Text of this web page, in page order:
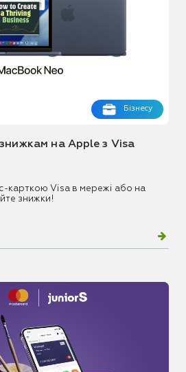
Бізнесу
на Apple з Visa
карткою Visa в мережі або на
знижки!